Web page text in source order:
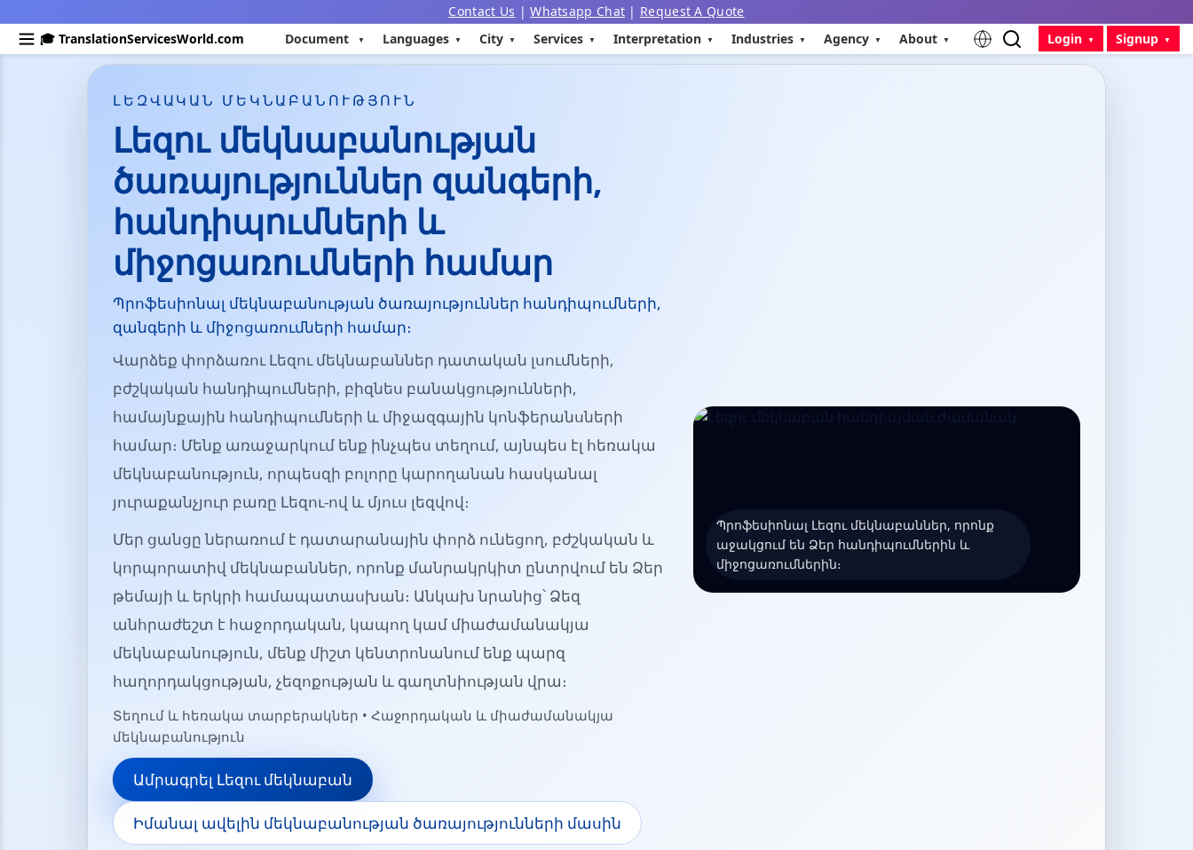
Contact Us |Whatsapp Chat | Request A Quote
🎓 TranslationServicesWorld.com
Document Languages City Services Interpretation Industries Agency About Login Signup
ԼԵԶՎԱԿԱՆ ՄԵԿՆԱԲԱՆՈՒԹՅՈՒՆ
Լեզու մեկնաբանության
ծառայություններ զանգերի,
հանդիպումների և
միջոցառումների համար
Պրոֆեսիոնալ մեկնաբանության ծառայություններ հանդիպումների,
զանգերի և միջոցառումների համար։
Վարձեք փորձառու Լեզու մեկնաբաններ դատական լսումների,
բժշկական հանդիպումների, բիզնես բանակցությունների,
համայնքային հանդիպումների և միջազգային կոնֆերանսների
համար։ Մենք առաջարկում ենք ինչպես տեղում, այնպես էլ հեռակա
մեկնաբանություն, որպեսզի բոլորը կարողանան հասկանալ
յուրաքանչյուր բառը Լեզու-ով և մյուս լեզվով։
Մեր ցանցը ներառում է դատարանային փորձ ունեցող, բժշկական և
կորպորատիվ մեկնաբաններ, որոնք մանրակրկիտ ընտրվում են Ձեր
թեմայի և երկրի համապատասխան։ Անկախ նրանից՝ Ձեզ
անհրաժեշտ է հաջորդական, կապող կամ միաժամանակյա
մեկնաբանություն, մենք միշտ կենտրոնանում ենք պարզ
հաղորդակցության, չեզոքության և գաղտնիության վրա։
Տեղում և հեռակա տարբերակներ • Հաջորդական և միաժամանակյա
մեկնաբանություն
Ամրագրել Լեզու մեկնաբան
Իմանալ ավելին մեկնաբանության ծառայությունների մասին
Պրոֆեսիոնալ Լեզու մեկնաբաններ, որոնք
աջակցում են Ձեր հանդիպումներին և
միջոցառումներին։